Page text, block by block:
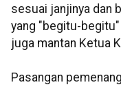
sesuai janjinya dan
yang "begitu-
juga mantan Ketua
Pasangan